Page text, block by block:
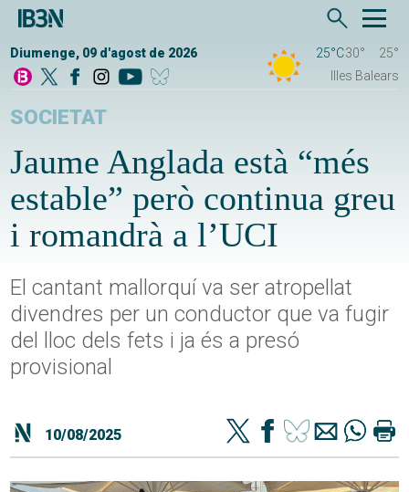
Diumenge, 09 d'agost de 2026 25°C30°
25°
Illes Balears
SOCIETAT
Jaume Anglada està “més
estable” però continua greu
i romandrà a l’UCI
El cantant mallorquí va ser atropellat
divendres per un conductor que va fugir
del lloc dels fets i ja és a presó
provisional
10/08/2025